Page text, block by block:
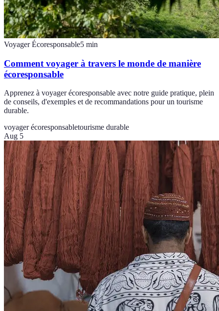
Voyager Écoresponsable5 min
Comment voyager à travers le monde de manière
écoresponsable
Apprenez à voyager écoresponsable avec notre guide pratique, plein
de conseils, d'exemples et de recommandations pour un tourisme
durable.
voyager écoresponsabletourisme durable
Aug 5